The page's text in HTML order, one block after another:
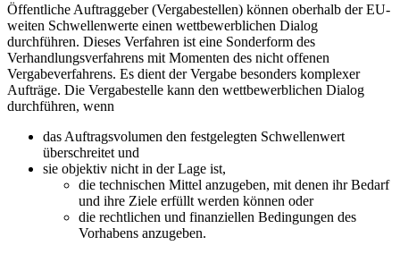
Öffentliche Auftraggeber (Vergabestellen) können oberhalb der EU-
weiten Schwellenwerte einen wettbewerblichen Dialog
durchführen. Dieses Verfahren ist eine Sonderform des
Verhandlungsverfahrens mit Momenten des nicht offenen
Vergabeverfahrens. Es dient der Vergabe besonders komplexer
Aufträge. Die Vergabestelle kann den wettbewerblichen Dialog
durchführen, wenn
das Auftragsvolumen den festgelegten Schwellenwert
überschreitet und
sie objektiv nicht in der Lage ist,
die technischen Mittel anzugeben, mit denen ihr Bedarf
und ihre Ziele erfüllt werden können oder
die rechtlichen und finanziellen Bedingungen des
Vorhabens anzugeben.